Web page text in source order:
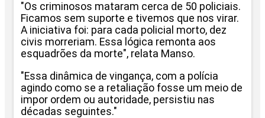
"Os criminosos mataram cerca de 50 policiais.
Ficamos sem suporte e tivemos que nos virar.
A iniciativa foi: para cada policial morto, dez
civis morreriam. Essa lógica remonta aos
esquadrões da morte", relata Manso.
"Essa dinâmica de vingança, com a polícia
agindo como se a retaliação fosse um meio de
impor ordem ou autoridade, persistiu nas
décadas seguintes."